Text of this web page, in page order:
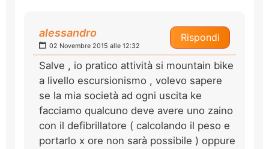
Rispondi
alessandro
02 Novembre 2015 alle 12:32
Salve , io pratico attività si mountain bike
a livello escursionismo , volevo sapere
se la mia società ad ogni uscita ke
facciamo qualcuno deve avere uno zaino
con il defibrillatore ( calcolando il peso e
portarlo x ore non sarà possibile ) oppure